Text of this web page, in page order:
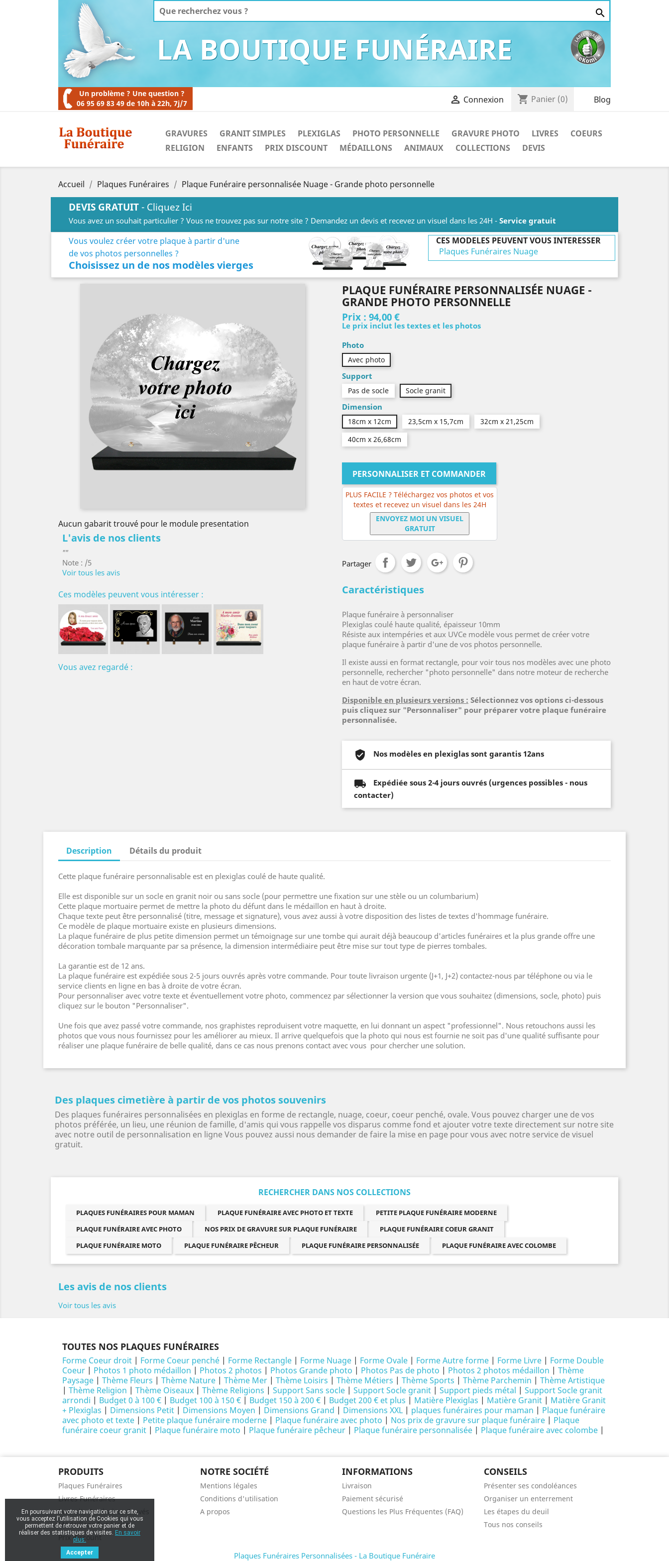

LA BOUTIQUE FUNÉRAIRE
Un problème ? Une question ?
06 95 69 83 49 de 10h à 22h, 7j/7
 Connexion shopping_cart Panier (0) Blog
GRAVURES GRANIT SIMPLES PLEXIGLAS PHOTO PERSONNELLE GRAVURE PHOTO LIVRES
COEURS
RELIGION
ENFANTS PRIX DISCOUNT MÉDAILLONS ANIMAUX COLLECTIONS DEVIS
Accueil Plaques Funéraires Plaque Funéraire personnalisée Nuage - Grande photo personnelle
DEVIS GRATUIT - Cliquez Ici
Vous avez un souhait particulier ? Vous ne trouvez pas sur notre site ? Demandez un devis et recevez un visuel dans les 24H - Service gratuit
Vous voulez créer votre plaque à partir d'une
de vos photos personnelles ?
Choisissez un de nos modèles vierges
CES MODELES PEUVENT VOUS INTERESSER
Plaques Funéraires Nuage
Aucun gabarit trouvé pour le module presentation
L'avis de nos clients
""
Note : /5
Voir tous les avis
Ces modèles peuvent vous intéresser :
Vous avez regardé :
PLAQUE FUNÉRAIRE PERSONNALISÉE NUAGE -
GRANDE PHOTO PERSONNELLE
Prix : 94,00 €
Le prix inclut les textes et les photos
Photo
Avec photo
Support
Pas de socle Socle granit
Dimension
18cm x 12cm 23,5cm x 15,7cm
32cm x 21,25cm
40cm x 26,68cm
PERSONNALISER ET COMMANDER
PLUS FACILE ? Téléchargez vos photos et vos
textes et recevez un visuel dans les 24H
ENVOYEZ MOI UN VISUEL
GRATUIT
Partager
Caractéristiques
Plaque funéraire à personnaliser
Plexiglas coulé haute qualité, épaisseur 10mm
Résiste aux intempéries et aux UVCe modèle vous permet de créer votre
plaque funéraire à partir d'une de vos photos personnelle.
Il existe aussi en format rectangle, pour voir tous nos modèles avec une photo
personnelle, rechercher "photo personnelle" dans notre moteur de recherche
en haut de votre écran.
Disponible en plusieurs versions : Sélectionnez vos options ci-dessous
puis cliquez sur "Personnaliser" pour préparer votre plaque funéraire
personnalisée.
Nos modèles en plexiglas sont garantis 12ans
Expédiée sous 2-4 jours ouvrés (urgences possibles - nous
contacter)
Description Détails du produit
Cette plaque funéraire personnalisable est en plexiglas coulé de haute qualité.
Elle est disponible sur un socle en granit noir ou sans socle (pour permettre une fixation sur une stèle ou un columbarium)
Cette plaque mortuaire permet de mettre la photo du défunt dans le médaillon en haut à droite.
Chaque texte peut être personnalisé (titre, message et signature), vous avez aussi à votre disposition des listes de textes d'hommage funéraire.
Ce modèle de plaque mortuaire existe en plusieurs dimensions.
La plaque funéraire de plus petite dimension permet un témoignage sur une tombe qui aurait déjà beaucoup d'articles funéraires et la plus grande offre une
décoration tombale marquante par sa présence, la dimension intermédiaire peut être mise sur tout type de pierres tombales.
La garantie est de 12 ans.
La plaque funéraire est expédiée sous 2-5 jours ouvrés après votre commande. Pour toute livraison urgente (J+1, J+2) contactez-nous par téléphone ou via le
service clients en ligne en bas à droite de votre écran.
Pour personnaliser avec votre texte et éventuellement votre photo, commencez par sélectionner la version que vous souhaitez (dimensions, socle, photo) puis
cliquez sur le bouton "Personnaliser".
Une fois que avez passé votre commande, nos graphistes reproduisent votre maquette, en lui donnant un aspect "professionnel". Nous retouchons aussi les
photos que vous nous fournissez pour les améliorer au mieux. Il arrive quelquefois que la photo qui nous est fournie ne soit pas d'une qualité suffisante pour
réaliser une plaque funéraire de belle qualité, dans ce cas nous prenons contact avec vous pour chercher une solution.
Des plaques cimetière à partir de vos photos souvenirs
Des plaques funéraires personnalisées en plexiglas en forme de rectangle, nuage, coeur, coeur penché, ovale. Vous pouvez charger une de vos
photos préférée, un lieu, une réunion de famille, d'amis qui vous rappelle vos disparus comme fond et ajouter votre texte directement sur notre site
avec notre outil de personnalisation en ligne Vous pouvez aussi nous demander de faire la mise en page pour vous avec notre service de visuel
gratuit.
RECHERCHER DANS NOS COLLECTIONS
PLAQUES FUNÉRAIRES POUR MAMAN PLAQUE FUNÉRAIRE AVEC PHOTO ET TEXTE
PETITE PLAQUE FUNÉRAIRE MODERNE
PLAQUE FUNÉRAIRE AVEC PHOTO
NOS PRIX DE GRAVURE SUR PLAQUE FUNÉRAIRE
PLAQUE FUNÉRAIRE COEUR GRANIT
PLAQUE FUNÉRAIRE MOTO
PLAQUE FUNÉRAIRE PÊCHEUR PLAQUE FUNÉRAIRE PERSONNALISÉE PLAQUE FUNÉRAIRE AVEC COLOMBE
Les avis de nos clients
Voir tous les avis
TOUTES NOS PLAQUES FUNÉRAIRES
Forme Coeur droit | Forme Coeur penché | Forme Rectangle | Forme Nuage | Forme Ovale | Forme Autre forme | Forme Livre | Forme Double
Coeur | Photos 1 photo médaillon | Photos 2 photos | Photos Grande photo | Photos Pas de photo | Photos 2 photos médaillon | Thème
Paysage | Thème Fleurs | Thème Nature | Thème Mer | Thème Loisirs | Thème Métiers | Thème Sports | Thème Parchemin | Thème Artistique
| Thème Religion | Thème Oiseaux | Thème Religions | Support Sans socle | Support Socle granit | Support pieds métal | Support Socle granit
arrondi | Budget 0 à 100 € | Budget 100 à 150 € | Budget 150 à 200 € | Budget 200 € et plus | Matière Plexiglas | Matière Granit | Matière Granit
+ Plexiglas | Dimensions Petit | Dimensions Moyen | Dimensions Grand | Dimensions XXL | plaques funéraires pour maman | Plaque funéraire
avec photo et texte | Petite plaque funéraire moderne | Plaque funéraire avec photo | Nos prix de gravure sur plaque funéraire | Plaque
funéraire coeur granit | Plaque funéraire moto | Plaque funéraire pêcheur | Plaque funéraire personnalisée | Plaque funéraire avec colombe |
PRODUITS
Plaques Funéraires
Livres Funéraires
Portraits Funéraires Gravés
Médaillons Funéraires
Prix discount
NOTRE SOCIÉTÉ
Mentions légales
Conditions d'utilisation
A propos
INFORMATIONS
Livraison
Paiement sécurisé
Questions les Plus Fréquentes (FAQ)
CONSEILS
Présenter ses condoléances
Organiser un enterrement
Les étapes du deuil
Tous nos conseils
Plaques Funéraires Personnalisées - La Boutique Funéraire
En poursuivant votre navigation sur ce site,
vous acceptez l'utilisation de Cookies qui vous
permettent de retrouver votre panier et de
réaliser des statistiques de visites. En savoir
plus.
Accepter